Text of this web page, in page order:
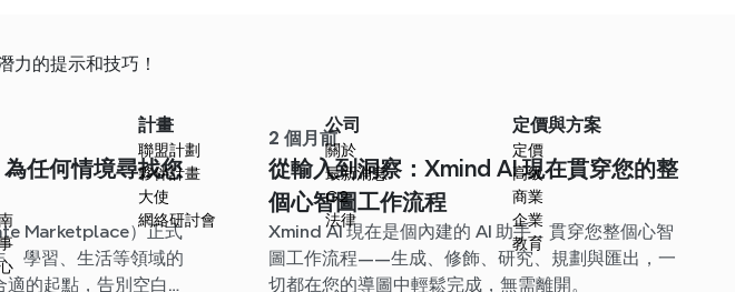
力的提示和技巧！
任何情境尋找您
Marketplace）正式
學習、生活等領域的
的起點，告別空白頁
2 個月前
從輸入到洞察：Xmind AI 現在貫穿您的整
個心智圖工作流程
Xmind AI 現在是個內建的 AI 助手，貫穿您整個心智
圖工作流程——生成、修飾、研究、規劃與匯出，一
切都在您的導圖中輕鬆完成，無需離開。
計畫
聯盟計劃
夥伴計畫
大使
網絡研討會
公司
關於
最新消息
G2
法律
定價與方案
定價
高級
商業
企業
教育